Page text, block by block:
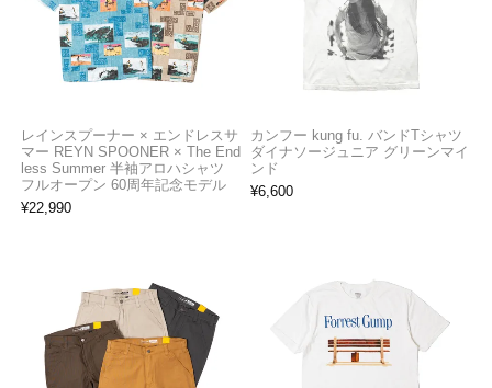
レインスプーナー × エンドレスサ
マー REYN SPOONER × The End
less Summer 半袖アロハシャツ
フルオープン 60周年記念モデル
¥22,990
カンフー kung fu. バンドTシャツ
ダイナソージュニア グリーンマイ
ンド
¥6,600